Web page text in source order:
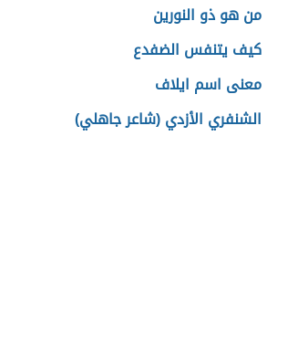
من هو ذو النورين
كيف يتنفس الضفدع
معنى اسم ايلاف
الشنفري الأزدي (شاعر جاهلي)